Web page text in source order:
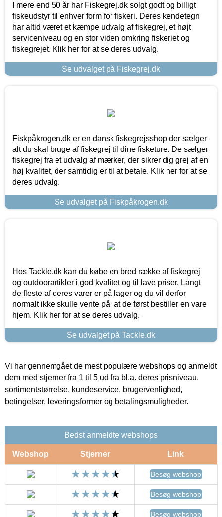
I mere end 50 år har Fiskegrej.dk solgt godt og billigt
fiskeudstyr til enhver form for fiskeri. Deres kendetegn
har altid været et kæmpe udvalg af fiskegrej, et højt
serviceniveau og en stor viden omkring fiskeriet og
fiskegrejet. Klik her for at se deres udvalg.
Se udvalget på Fiskegrej.dk
Fiskpåkrogen.dk er en dansk fiskegrejsshop der sælger
alt du skal bruge af fiskegrej til dine fisketure. De sælger
fiskegrej fra et udvalg af mærker, der sikrer dig grej af en
høj kvalitet, der samtidig er til at betale. Klik her for at se
deres udvalg.
Se udvalget på Fiskpåkrogen.dk
Hos Tackle.dk kan du købe en bred række af fiskegrej
og outdoorartikler i god kvalitet og til lave priser. Langt
de fleste af deres varer er på lager og du vil derfor
normalt ikke skulle vente på, at de først bestiller en vare
hjem. Klik her for at se deres udvalg.
Se udvalget på Tackle.dk
Vi har gennemgået de mest populære webshops og anmeldt
dem med stjerner fra 1 til 5 ud fra bl.a. deres prisniveau,
sortimentstørrelse, kundeservice, brugervenlighed,
betingelser, leveringsformer og betalingsmuligheder.
Bedst anmeldte webshops
Webshop Stjerner Link
Besøg webshop
Besøg webshop
Besøg webshop